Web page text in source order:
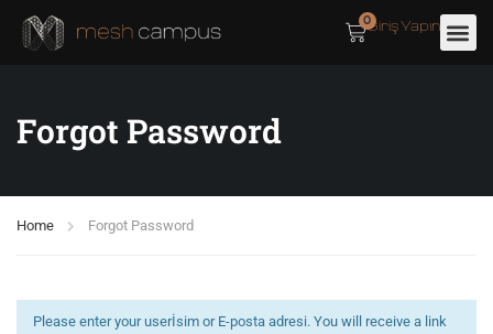
Giriş Yapın
0
Forgot Password
Home Forgot Password
Please enter your userİsim or E-posta adresi. You will receive a link